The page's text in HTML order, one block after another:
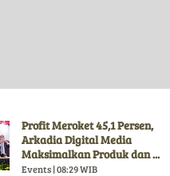
Profit Meroket 45,1 Persen,
Arkadia Digital Media
Maksimalkan Produk dan ...
Events | 08:29 WIB